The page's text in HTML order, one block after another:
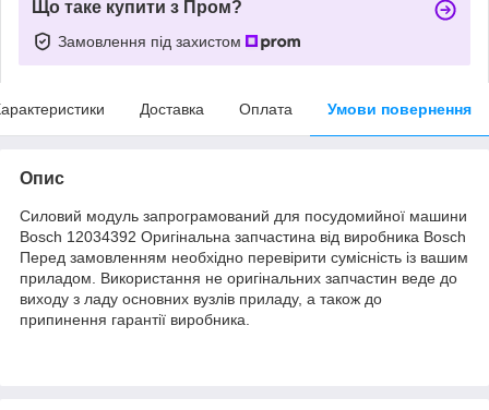
Що таке купити з Пром?
Замовлення під захистом
Доставка Оплата Умови повернення
Опис
Силовий модуль запрограмований для посудомийної машини
Bosch 12034392 Оригінальна запчастина від виробника Bosch
Перед замовленням необхідно перевірити сумісність із вашим
приладом. Використання не оригінальних запчастин веде до
виходу з ладу основних вузлів приладу, а також до
припинення гарантії виробника.